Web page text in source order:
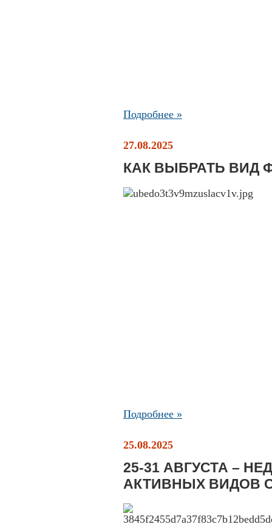
Подробнее »
27.08.2025
КАК ВЫБРАТЬ ВИД
Подробнее »
25.08.2025
25-31 АВГУСТА –
АКТИВНЫХ ВИДОВ